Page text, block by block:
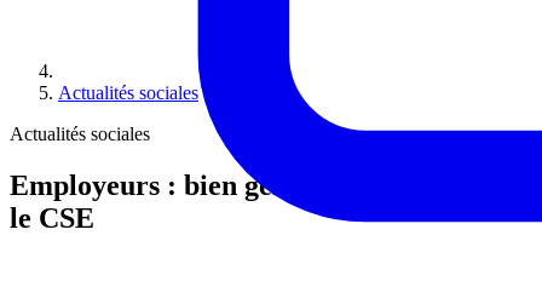
Actualités sociales
Actualités sociales
Employeurs : bien gérer les relations avec
le CSE